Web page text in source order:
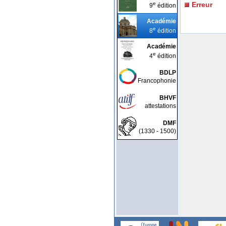
9e édition
Académie
8e édition
Académie
4e édition
BDLP
Francophonie
BHVF
attestations
DMF
(1330 - 1500)
Erreur